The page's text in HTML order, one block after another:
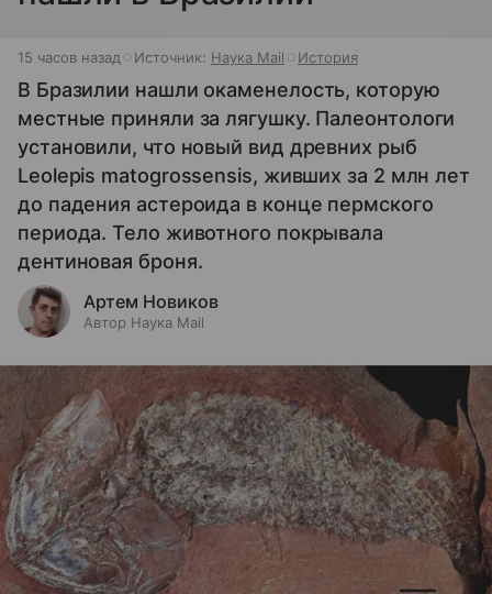
15 часов назад Источник: Наука Mail История
В Бразилии нашли окаменелость, которую
местные приняли за лягушку. Палеонтологи
установили, что новый вид древних рыб
Leolepis matogrossensis, живших за 2 млн лет
до падения астероида в конце пермского
периода. Тело животного покрывала
дентиновая броня.
Артем Новиков
Автор Наука Mail